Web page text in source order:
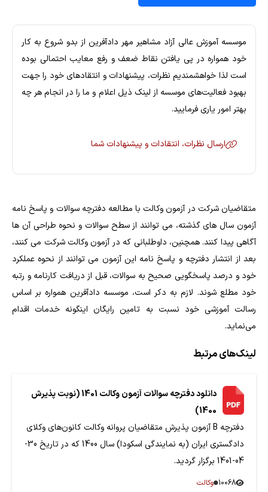
موسسه آموزش عالي آزاد مشاهیر مهر دادآفرين از بدو شروع به كار
خود همواره در پي يافتن نقاط ضعف و رفع معايب احتمالي بوده
است لذا خواهشمنديم نظرات، پيشنهادات و انتقادهاي خود را جهت
بهبود فعاليت‌هاي موسسه از لینک ذيل اعلام و ما را در انجام هر چه
بهتر امور ياري فرماييد.
ارسال نظرات، انتقادات و پیشنهادات شما
متقاضیان شرکت در آزمون وکالت با مطالعه دفترچه سوالات و پاسخ نامه
آزمون سال های گذشته، می توانند از سطح سوالات و نحوه طراحی آن ها
آگاهی پیدا کنند. همچنین، داوطلبانی که در آزمون وکالت شرکت می کنند،
بعد از انتشار دفترچه و پاسخ نامه این آزمون می توانند از نحوه عملکرد
خود و درصد پاسخگویی صحیح به سوالات، قبل از دریافت کارنامه و رتبه
خود مطلع شوند. لازم به دکر است، موسسه دادآفرین همواره بر اساس
رسالت آموزشی خود نسبت به تامین رایگان اینگونه خدمات اقدام
می‌نماید.
لینک‌های مرتبط
دانلود دفترچه سوالات آزمون وکالت 1401 (نوبت پذیرش
1400)
دفترچه B آزمون پذیرش متقاضیان پروانه وکالت کانون‌های وکلای
دادگستری ایران (به نمایندگی اسکودا) سال 1400 که در تاریخ 30-
04-1401 برگزار گردید.
10068 وکالت